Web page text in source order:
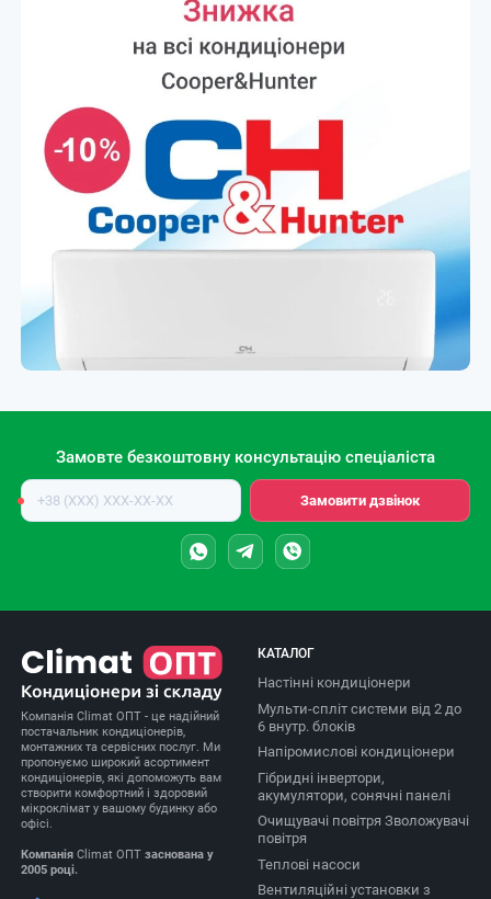
Замовте безкоштовну консультацію спеціаліста
Номер
телефону
Замовити дзвінок
Компанія Climat ОПТ - це надійний
постачальник кондиціонерів,
монтажних та сервісних послуг. Ми
пропонуємо широкий асортимент
кондиціонерів, які допоможуть вам
створити комфортний і здоровий
мікроклімат у вашому будинку або
офісі.
Компанія Climat ОПТзаснована у
2005 році.
КАТАЛОГ
Настінні кондиціонери
Мульти-спліт системи від 2 до
6 внутр. блоків
Напіромислові кондиціонери
Гібридні інвертори,
акумулятори, сонячні панелі
Очищувачі повітря Зволожувачі
повітря
Теплові насоси
Вентиляційні установки з